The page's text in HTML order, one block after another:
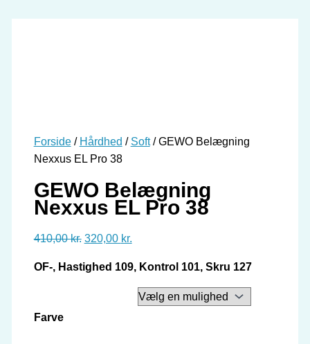
Forside/ Hårdhed / Soft/ GEWO Belægning
Nexxus EL Pro 38
GEWO Belægning
Nexxus EL Pro 38
410,00kr. Den
pris
320,00 kr.
pris
er:
320,00 kr..
OF-, Hastighed 109, Kontrol 101, Skru 127
Farve